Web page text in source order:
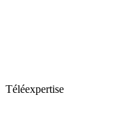
Téléexpertise